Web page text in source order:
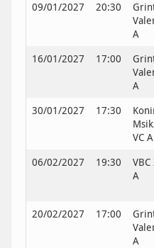
09/01/2027
20:30
A
16/01/2027 17:00
A
30/01/2027 17:30
VC A
06/02/2027
19:30
A
20/02/2027
17:00
A